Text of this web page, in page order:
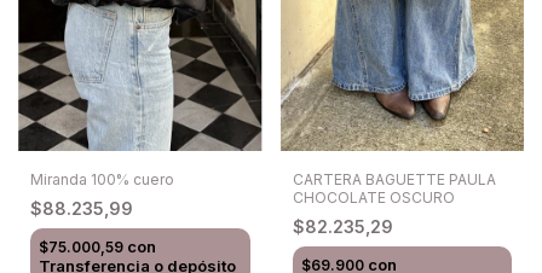
Miranda 100% cuero
$88.235,99
$75.000,59 con
Transferencia o depósito
CARTERA BAGUETTE PAULA
CHOCOLATE OSCURO
$82.235,29
$69.900 con